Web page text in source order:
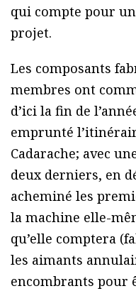
qui compte pour
projet.
Les composants
membres ont
d’ici la fin de
emprunté
Cadarache; avec
deux derniers, en
acheminé les
la machine elle-
qu’elle comptera
les aimants
encombrants pour